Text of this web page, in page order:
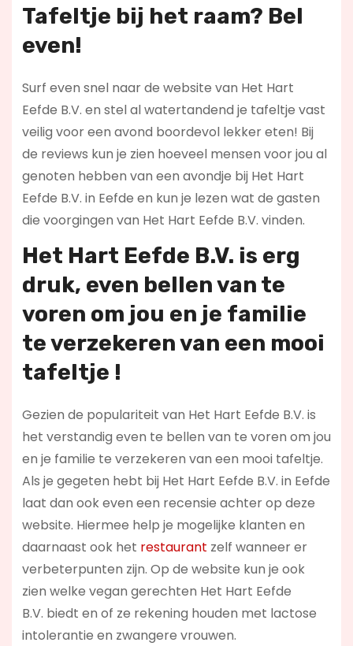
Tafeltje bij het raam? Bel
even!
Surf even snel naar de website van Het Hart
Eefde B.V. en stel al watertandend je tafeltje vast
veilig voor een avond boordevol lekker eten! Bij
de reviews kun je zien hoeveel mensen voor jou al
genoten hebben van een avondje bij Het Hart
Eefde B.V. in Eefde en kun je lezen wat de gasten
die voorgingen van Het Hart Eefde B.V. vinden.
Het Hart Eefde B.V. is erg
druk, even bellen van te
voren om jou en je familie
te verzekeren van een mooi
tafeltje !
Gezien de populariteit van Het Hart Eefde B.V. is
het verstandig even te bellen van te voren om jou
en je familie te verzekeren van een mooi tafeltje.
Als je gegeten hebt bij Het Hart Eefde B.V. in Eefde
laat dan ook even een recensie achter op deze
website. Hiermee help je mogelijke klanten en
daarnaast ook het restaurant zelf wanneer er
verbeterpunten zijn. Op de website kun je ook
zien welke vegan gerechten Het Hart Eefde
B.V. biedt en of ze rekening houden met lactose
intolerantie en zwangere vrouwen.